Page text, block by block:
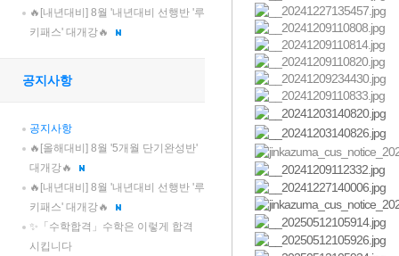
🔥[내년대비] 8월 '내년대비 선행반 '루
키패스' 대개강🔥
공지사항
공지사항
🔥[올해대비] 8월 '5개월 단기완성반'
대개강🔥
🔥[내년대비] 8월 '내년대비 선행반 '루
키패스' 대개강🔥
✨「수학합격」수학은 이렇게 합격
시킵니다